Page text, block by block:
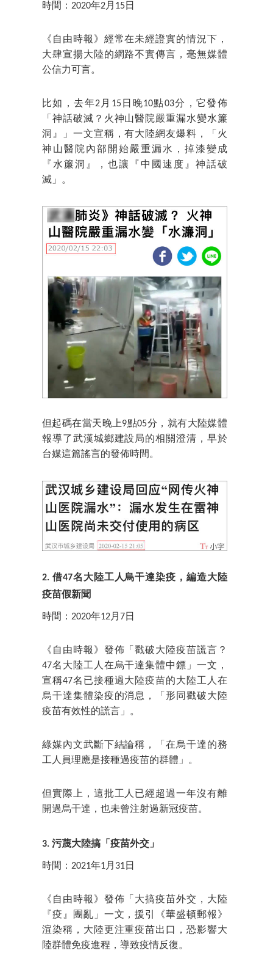
時間：2020年2月15日
《自由時報》經常在未經證實的情況下，
大肆宣揚大陸的網路不實傳言，毫無媒體
公信力可言。
比如，去年2月15日晚10點03分，它發佈
「神話破滅？火神山醫院嚴重漏水變水簾
洞』」一文宣稱，有大陸網友爆料，「火
神山醫院內部開始嚴重漏水，掉漆變成
『水簾洞』，也讓『中國速度』神話破
滅」。
但起碼在當天晚上9點05分，就有大陸媒體
報導了武漢城鄉建設局的相關澄清，早於
台媒這篇謠言的發佈時間。
2. 借47名大陸工人烏干達染疫，編造大陸
疫苗假新聞
時間：2020年12月7日
《自由時報》發佈「戳破大陸疫苗謊言？
47名大陸工人在烏干達集體中鏢」一文，
宣稱47名已接種過大陸疫苗的大陸工人在
烏干達集體染疫的消息，「形同戳破大陸
疫苗有效性的謊言」。
綠媒內文武斷下結論稱，「在烏干達的務
工人員理應是接種過疫苗的群體」。
但實際上，這批工人已經超過一年沒有離
開過烏干達，也未曾注射過新冠疫苗。
3. 污蔑大陸搞「疫苗外交」
時間：2021年1月31日
《自由時報》發佈「大搞疫苗外交，大陸
『疫』團亂」一文，援引《華盛頓郵報》
渲染稱，大陸更注重疫苗出口，恐影響大
陸群體免疫進程，導致疫情反復。